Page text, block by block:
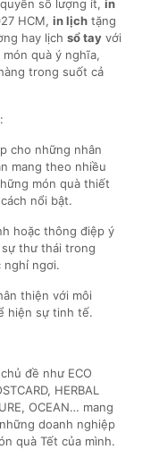
số lượng ít, in
HCM, in lịchtặng
hay lịch sổ tayvới
quà ý nghĩa,
trong suốt cả
cho những nhân
mang theo nhiều
món quà thiết
nổi bật.
hoặc thông điệp ý
thư thái trong
nghỉ ngơi.
thiện với môi
hiện sự tinh tế.
đề như ECO
HERBAL
OCEAN… mang
doanh nghiệp
quà Tết của mình.